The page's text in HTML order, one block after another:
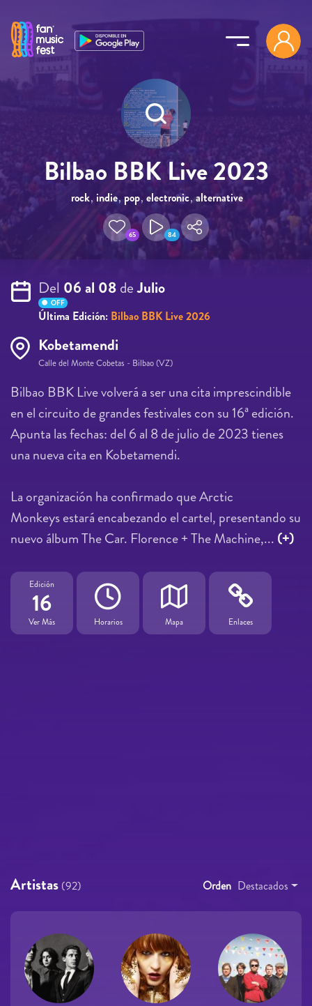
Bilbao BBK Live 2023
rock, indie, pop, electronic, alternative
65 84
Del 06 al 08deJulio
OFF
Última Edición: Bilbao BBK Live 2026
Kobetamendi
Calle del Monte Cobetas - Bilbao (VZ)
Bilbao BBK Live volverá a ser una cita imprescindible
en el circuito de grandes festivales con su 16ª edición.
Apunta las fechas: del 6 al 8 de julio de 2023 tienes
una nueva cita en Kobetamendi.
La organización ha confirmado que Arctic
Monkeys estará encabezando el cartel, presentando su
nuevo álbum The Car. Florence + The Machine,... (+)
Edición
16
Ver Más Horarios Mapa Enlaces
Artistas (92) Orden Destacados